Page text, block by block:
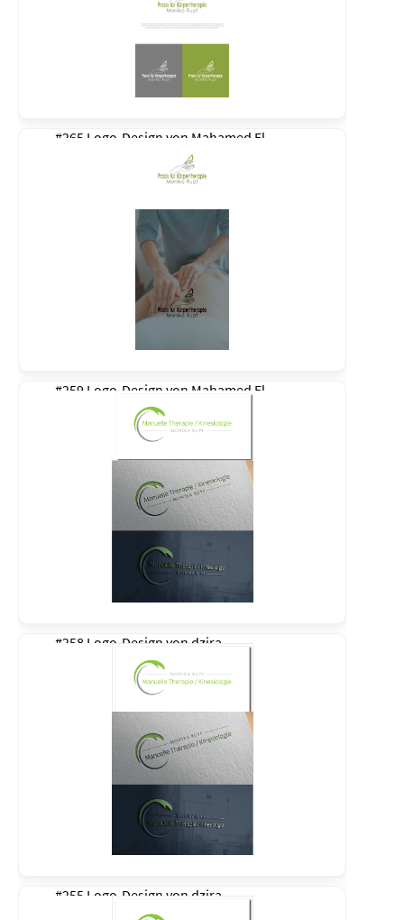
#265 Logo-Design von Mahamed El
#259 Logo-Design von Mahamed El
#258 Logo-Design von dzira
#255 Logo-Design von dzira